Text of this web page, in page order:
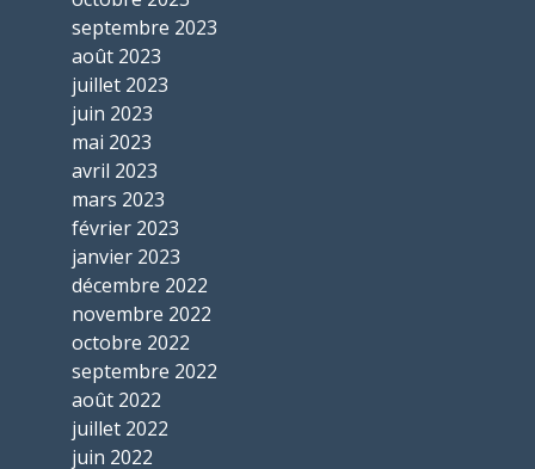
septembre 2023
août 2023
juillet 2023
juin 2023
mai 2023
avril 2023
mars 2023
février 2023
janvier 2023
décembre 2022
novembre 2022
octobre 2022
septembre 2022
août 2022
juillet 2022
juin 2022